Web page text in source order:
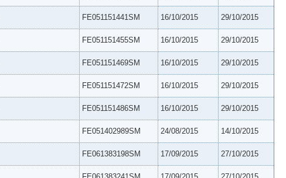
FE051151441SM 16/10/2015 29/10/2015
FE051151455SM 16/10/2015 29/10/2015
FE051151469SM 16/10/2015 29/10/2015
FE051151472SM 16/10/2015 29/10/2015
FE051151486SM 16/10/2015 29/10/2015
FE051402989SM 24/08/2015 14/10/2015
FE061383198SM 17/09/2015 27/10/2015